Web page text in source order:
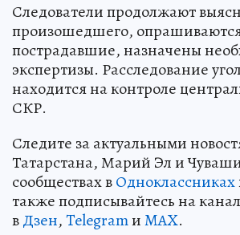
Следователи продолжают
произошедшего,
пострадавшие, назначены
экспертизы. Расследование
находится на контроле
СКР.
Следите за актуальными
Татарстана, Марий Эл и
сообществах вОдноклассниках
также подписывайтесь на
вДзен,TelegramиMAX.